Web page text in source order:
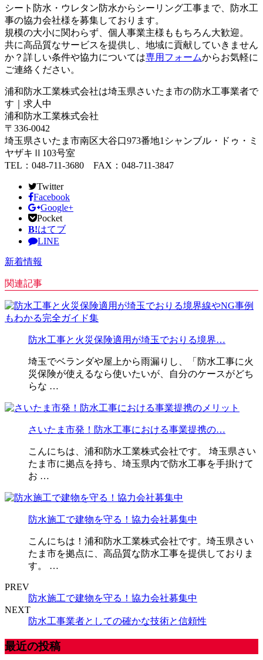
シート防水・ウレタン防水からシーリング工事まで、防水工
事の協力会社様を募集しております。
規模の大小に関わらず、個人事業主様ももちろん大歓迎。
共に高品質なサービスを提供し、地域に貢献していきません
か？詳しい条件や協力については専用フォームからお気軽に
ご連絡ください。
浦和防水工業株式会社は埼玉県さいたま市の防水工事業者で
す｜求人中
浦和防水工業株式会社
〒336-0042
埼玉県さいたま市南区大谷口973番地1シャンブル・ドゥ・ミ
ヤザキⅡ103号室
TEL：048-711-3680 FAX：048-711-3847
Twitter
Facebook
Google+
Pocket
B!はてブ
LINE
新着情報
関連記事
防水工事と火災保険適用が埼玉でおりる境界…
埼玉でベランダや屋上から雨漏りし、「防水工事に火
災保険が使えるなら使いたいが、自分のケースがどち
らな …
さいたま市発！防水工事における事業提携の…
こんにちは、浦和防水工業株式会社です。 埼玉県さい
たま市に拠点を持ち、埼玉県内で防水工事を手掛けて
お …
防水施工で建物を守る！協力会社募集中
こんにちは！浦和防水工業株式会社です。埼玉県さい
たま市を拠点に、高品質な防水工事を提供しておりま
す。 …
PREV
防水施工で建物を守る！協力会社募集中
NEXT
防水工事業者としての確かな技術と信頼性
最近の投稿